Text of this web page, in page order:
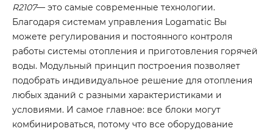
R2107— это самые современные технологии.
Благодаря системам управления Logamatic Вы
можете регулирования и постоянного контроля
работы системы отопления и приготовления горячей
воды. Модульный принцип построения позволяет
подобрать индивидуальное решение для отопления
любых зданий с разными характеристиками и
условиями. И самое главное: все блоки могут
комбинироваться, потому что все оборудование